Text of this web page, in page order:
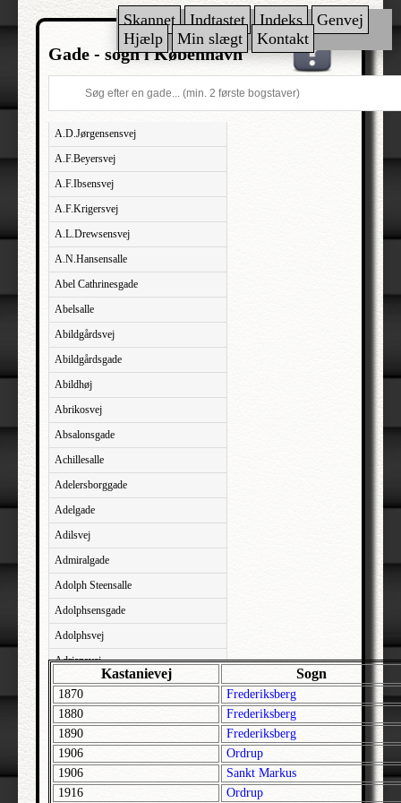
Skannet Indtastet Indeks
Genvej
Hjælp
Min slægt Kontakt
Gade - sogn i København
A.D.Jørgensensvej
A.F.Beyersvej
A.F.Ibsensvej
A.F.Krigersvej
A.L.Drewsensvej
A.N.Hansensalle
Abel Cathrinesgade
Abelsalle
Abildgårdsvej
Abildgårdsgade
Abildhøj
Abrikosvej
Absalonsgade
Achillesalle
Adelersborggade
Adelgade
Adilsvej
Admiralgade
Adolph Steensalle
Adolphsensgade
Adolphsvej
Adriansvej
Aftenbakken
Agavevej
Agerlandsvej
Agermosen
Agerskovvej
Kastanievej Sogn
1870
Frederiksberg
1880
Frederiksberg
1890
Frederiksberg
1906
Ordrup
1906
Sankt Markus
1916
Ordrup